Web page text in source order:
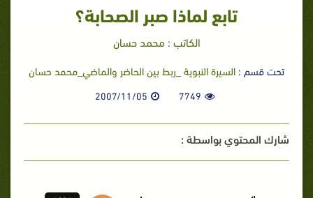
تابع لماذا صبر الصحابة؟
الكاتب : محمد حسان
تحت قسم : السيرة النبوية _ربط بين الحاضر والماضي_محمد حسان
7749
2007/11/05
شارك المحتوي بواسطة :